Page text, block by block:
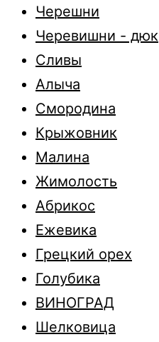
Черешни
Черевишни - дюк
Сливы
Алыча
Смородина
Крыжовник
Малина
Жимолость
Абрикос
Ежевика
Грецкий орех
Голубика
ВИНОГРАД
Шелковица